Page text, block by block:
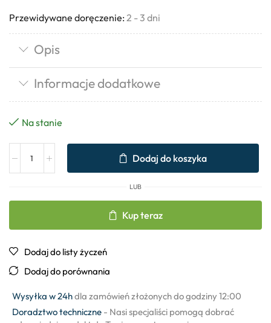
Przewidywane doręczenie: 2 - 3 dni
Opis
Informacje dodatkowe
Na stanie
Dodaj do koszyka
LUB
Kup teraz
Dodaj do listy życzeń
Dodaj do porównania
Wysyłka w 24hdla zamówień złożonych do godziny 12:00
Doradztwo techniczne - Nasi specjaliści pomogą dobrać